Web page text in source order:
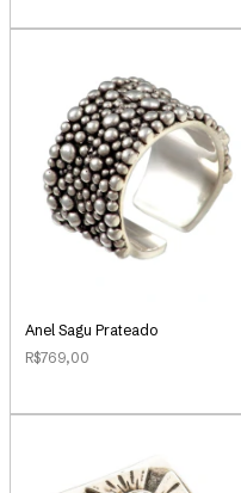
Anel Sagu Prateado
R$769,00